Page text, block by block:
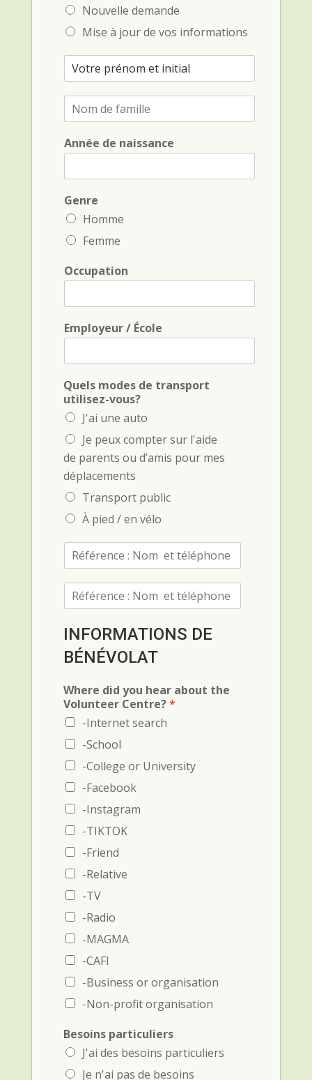
Nouvelle demande
Mise à jour de vos informations
e
i
t
a
*
d
e
m
i
l
*
Année de naissance
Genre
Homme
Femme
Occupation
Employeur / École
Quels modes de transport
utilisez-vous?
J'ai une auto
Je peux compter sur l'aide
de parents ou d’amis pour mes
déplacements
Transport public
À pied / en vélo
n
e
(
N
o
m
e
t
t
é
é
p
o
n
e
)
é
r
e
c
e
(
N
o
e
t
é
l
é
p
h
o
n
e
)
INFORMATIONS DE
BÉNÉVOLAT
Where did you hear about the
Volunteer Centre?*
-Internet search
-School
-College or University
-Facebook
-Instagram
-TIKTOK
-Friend
-Relative
-TV
-Radio
-MAGMA
-CAFI
-Business or organisation
-Non-profit organisation
Besoins particuliers
J'ai des besoins particuliers
Je n'ai pas de besoins